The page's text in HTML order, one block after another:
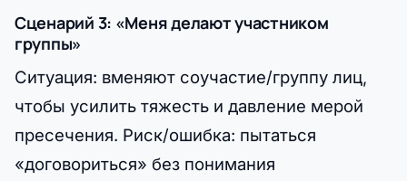
Сценарий 3: «Меня делают участником
группы»
Ситуация: вменяют соучастие/группу лиц,
чтобы усилить тяжесть и давление мерой
пресечения. Риск/ошибка: пытаться
«договориться» без понимания